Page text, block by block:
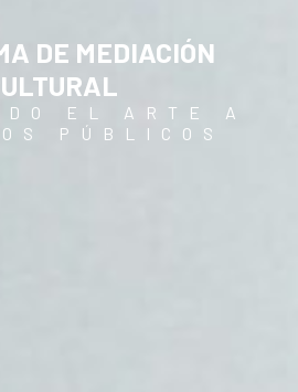
DE MEDIACIÓN
EL ARTE A
PÚBLICOS